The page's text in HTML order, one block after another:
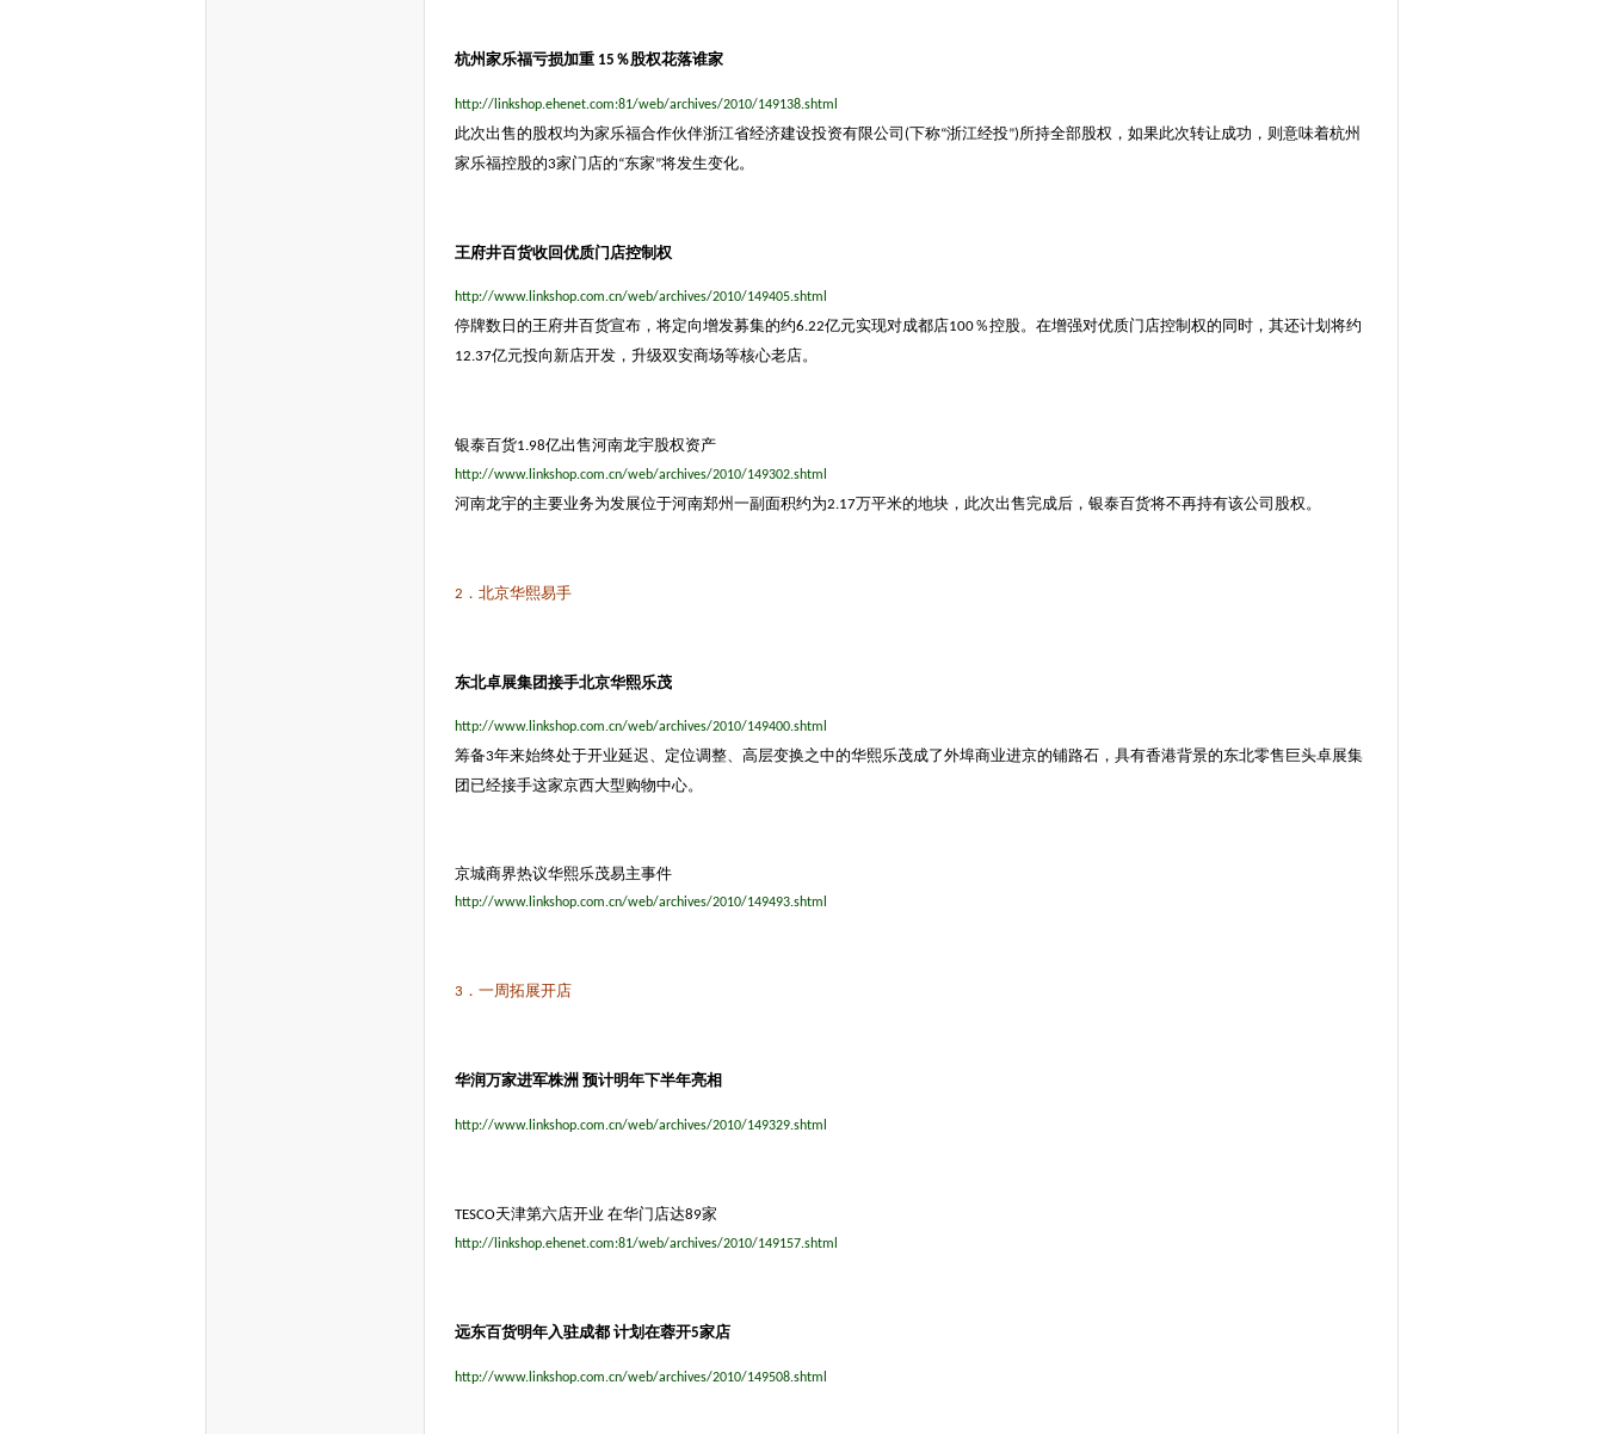
杭州家乐福亏损加重15 ％股权花落谁家
http://linkshop.ehenet.com:81/web/archives/2010/149138.shtml
此次出售的股权均为家乐福合作伙伴浙江省经济建设投资有限公司 (下称“浙江经投”)所持全部股权，如果此次转让成功，则意味着杭州
家乐福控股的3家门店的“东家”将发生变化。
王府井百货收回优质门店控制权
http://www.linkshop.com.cn/web/archives/2010/149405.shtml
停牌数日的王府井百货宣布，将定向增发募集的约6.22亿元实现对成都店100％控股。在增强对优质门店控制权的同时，其还计划将约
12.37亿元投向新店开发，升级双安商场等核心老店。
银泰百货1.98亿出售河南龙宇股权资产
http://www.linkshop.com.cn/web/archives/2010/149302.shtml
河南龙宇的主要业务为发展位于河南郑州一副面积约为2.17万平米的地块，此次出售完成后，银泰百货将不再持有该公司股权。
2 ．北京华熙易手
东北卓展集团接手北京华熙乐茂
http://www.linkshop.com.cn/web/archives/2010/149400.shtml
筹备3年来始终处于开业延迟、定位调整、高层变换之中的华熙乐茂成了外埠商业进京的铺路石，具有香港背景的东北零售巨头卓展集
团已经接手这家京西大型购物中心。
京城商界热议华熙乐茂易主事件
http://www.linkshop.com.cn/web/archives/2010/149493.shtml
3 ．一周拓展开店
华润万家进军株洲 预计明年下半年亮相
http://www.linkshop.com.cn/web/archives/2010/149329.shtml
TESCO天津第六店开业 在华门店达89家
http://linkshop.ehenet.com:81/web/archives/2010/149157.shtml
远东百货明年入驻成都 计划在蓉开5家店
http://www.linkshop.com.cn/web/archives/2010/149508.shtml